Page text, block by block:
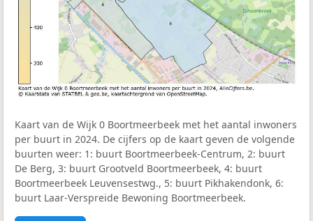
Kaart van de Wijk 0 Boortmeerbeek met het aantal inwoners
per buurt in 2024. De cijfers op de kaart geven de volgende
buurten weer: 1: buurt Boortmeerbeek-Centrum, 2: buurt
De Berg, 3: buurt Grootveld Boortmeerbeek, 4: buurt
Boortmeerbeek Leuvensestwg., 5: buurt Pikhakendonk, 6:
buurt Laar-Verspreide Bewoning Boortmeerbeek.